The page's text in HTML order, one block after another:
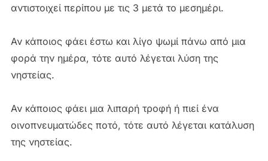
αντιστοιχεί περίπου με τις 3 μετά το μεσημέρι.
Αν κάποιος φάει έστω και λίγο ψωμί πάνω από μια
φορά την ημέρα, τότε αυτό λέγεται λύση της
νηστείας.
Αν κάποιος φάει μια λιπαρή τροφή ή πιεί ένα
οινοπνευματώδες ποτό, τότε αυτό λέγεται κατάλυση
της νηστείας.